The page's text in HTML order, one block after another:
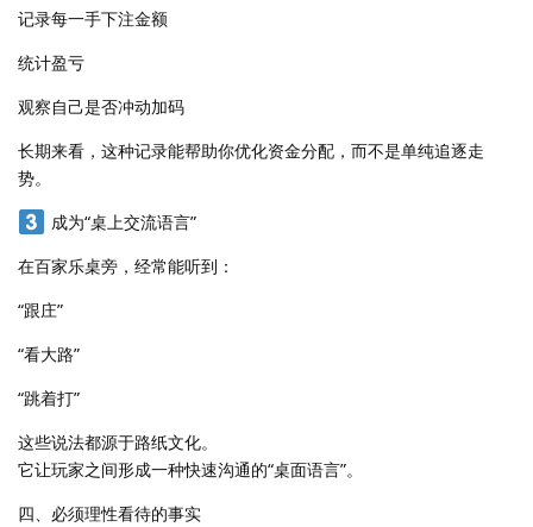
记录每一手下注金额
统计盈亏
观察自己是否冲动加码
长期来看，这种记录能帮助你优化资金分配，而不是单纯追逐走
势。
成为“桌上交流语言”
在百家乐桌旁，经常能听到：
“跟庄”
“看大路”
“跳着打”
这些说法都源于路纸文化。
它让玩家之间形成一种快速沟通的“桌面语言”。
四、必须理性看待的事实